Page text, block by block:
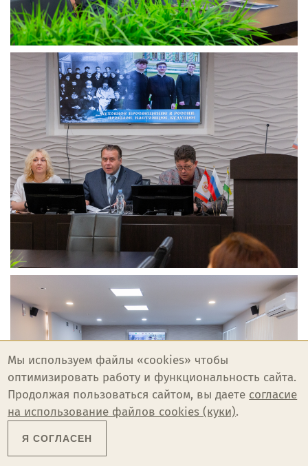
Мы используем файлы «cookies» чтобы
оптимизировать работу и функциональность сайта.
Продолжая пользоваться сайтом, вы даете согласие
на использование файлов cookies (куки).
Я СОГЛАСЕН